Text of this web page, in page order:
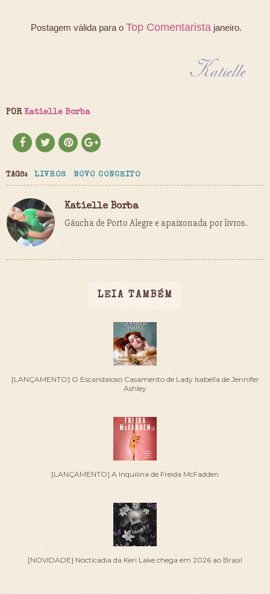
Postagem válida para oTop Comentarista janeiro.
POR Katielle Borba
TAGS: LIVROS NOVO CONCEITO
Katielle Borba
Gáucha de Porto Alegre e apaixonada por livros.
LEIA TAMBÉM
[LANÇAMENTO] O Escandaloso Casamento de Lady Isabella de Jennifer
Ashley
[LANÇAMENTO] A Inquilina de Freida McFadden
[NOVIDADE] Nocticadia da Keri Lake chega em 2026 ao Brasil